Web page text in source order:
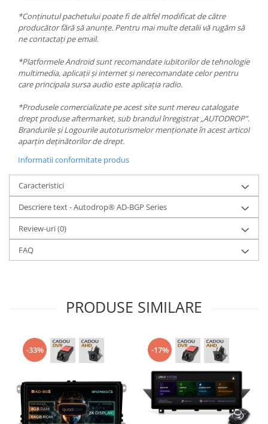
*Conținutul pachetului poate fi de altfel modificat de către
producător fără să anunțe. Pentru mai multe detalii vă rugăm să
ne contactați pe email.
*Platformele Android sunt recomandate iubitorilor de tehnologie
multimedia, aplicații și internet și nerecomandate celor pentru
care principala sursa audio este aplicația radio.
*Produsele comercializate pe acest site sunt mereu catalogate
drept produse aftermarket, sub brandul înregistrat „AUTODROP”.
Brandurile și Logourile autoturismelor menționate în acest articol
aparțin deținătorilor de drept.
Informatii conformitate produs
Caracteristici
Descriere text - Autodrop® AD-BGP Series
Review-uri(0)
FAQ
PRODUSE SIMILARE
-33% -17%